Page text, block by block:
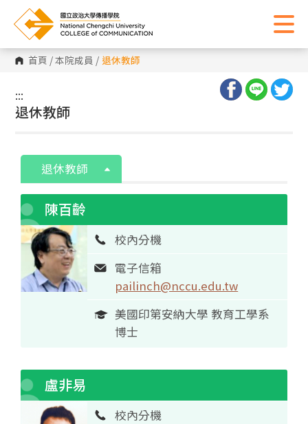
首頁 /本院成員 / 退休教師
:::
:::
退休教師
退休教師
陳百齡
校內分機
電子信箱
pailinch@nccu.edu.tw
美國印第安納大學 教育工學系
博士
盧非易
校內分機